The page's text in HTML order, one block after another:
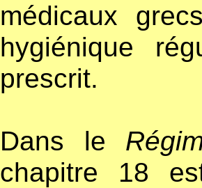
médicaux
hygiénique
prescrit.
Dans le
chapitre 18